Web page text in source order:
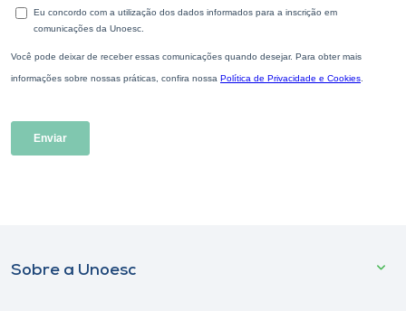
Sobre a Unoesc